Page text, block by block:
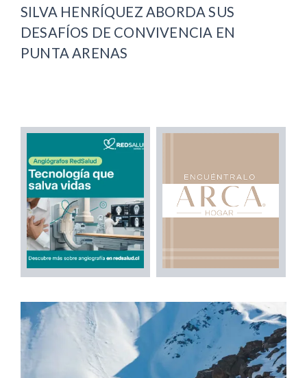
SILVA HENRÍQUEZ ABORDA SUS
DESAFÍOS DE CONVIVENCIA EN
PUNTA ARENAS